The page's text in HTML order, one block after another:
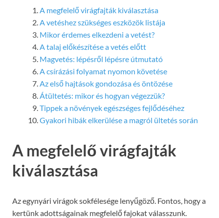
A megfelelő virágfajták kiválasztása
A vetéshez szükséges eszközök listája
Mikor érdemes elkezdeni a vetést?
A talaj előkészítése a vetés előtt
Magvetés: lépésről lépésre útmutató
A csírázási folyamat nyomon követése
Az első hajtások gondozása és öntözése
Átültetés: mikor és hogyan végezzük?
Tippek a növények egészséges fejlődéséhez
Gyakori hibák elkerülése a magról ültetés során
A megfelelő virágfajták
kiválasztása
Az egynyári virágok sokfélesége lenyűgöző. Fontos, hogy a
kertünk adottságainak megfelelő fajokat válasszunk.